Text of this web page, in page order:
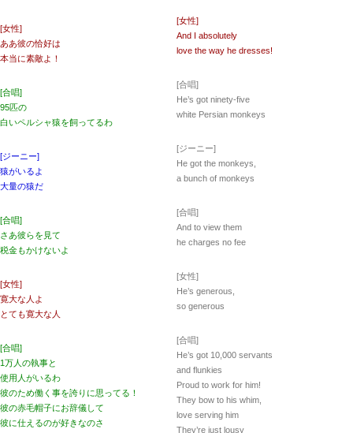
[女性]
ああ彼の恰好は
本当に素敵よ！
[合唱]
95匹の
白いペルシャ猿を飼ってるわ
[ジーニー]
猿がいるよ
大量の猿だ
[合唱]
さあ彼らを見て
税金もかけないよ
[女性]
寛大な人よ
とても寛大な人
[合唱]
1万人の執事と
使用人がいるわ
彼のため働く事を誇りに思ってる！
彼の赤毛帽子にお辞儀して
彼に仕えるのが好きなのさ
[女性]
And I absolutely
love the way he dresses!
[合唱]
He’s got ninety-five
white Persian monkeys
[ジーニー]
He got the monkeys,
a bunch of monkeys
[合唱]
And to view them
he charges no fee
[女性]
He’s generous,
so generous
[合唱]
He’s got 10,000 servants
and flunkies
Proud to work for him!
They bow to his whim,
love serving him
They’re just lousy